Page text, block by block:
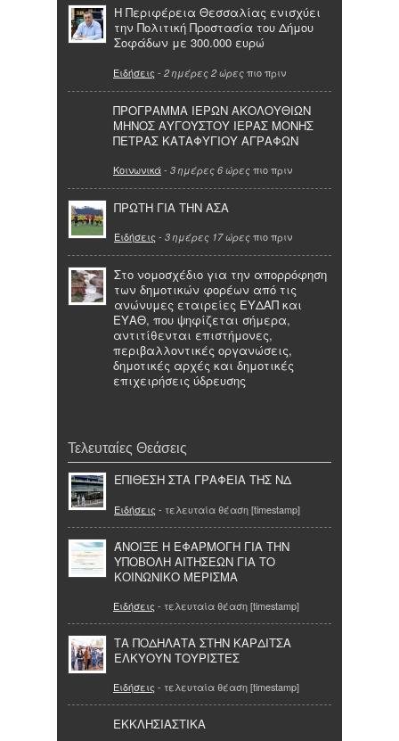
Η Περιφέρεια Θεσσαλίας ενισχύει
την Πολιτική Προστασία του Δήμου
Σοφάδων με 300.000 ευρώ
Ειδήσεις - 2 ημέρες 2 ώρες πιο πριν
ΠΡΟΓΡΑΜΜΑ ΙΕΡΩΝ ΑΚΟΛΟΥΘΙΩΝ
ΜΗΝΟΣ ΑΥΓΟΥΣΤΟΥ ΙΕΡΑΣ ΜΟΝΗΣ
ΠΕΤΡΑΣ ΚΑΤΑΦΥΓΙΟΥ ΑΓΡΑΦΩΝ
Κοινωνικά- 3 ημέρες 6 ώρες πιο πριν
ΠΡΩΤΗ ΓΙΑ ΤΗΝ ΑΣΑ
Ειδήσεις - 3 ημέρες 17 ώρες πιο πριν
Στο νομοσχέδιο για την απορρόφηση
των δημοτικών φορέων από τις
ανώνυμες εταιρείες ΕΥΔΑΠ και
ΕΥΑΘ, που ψηφίζεται σήμερα,
αντιτίθενται επιστήμονες,
περιβαλλοντικές οργανώσεις,
δημοτικές αρχές και δημοτικές
επιχειρήσεις ύδρευσης
Τελευταίες Θεάσεις
ΕΠΙΘΕΣΗ ΣΤΑ ΓΡΑΦΕΙΑ ΤΗΣ ΝΔ
Ειδήσεις - τελευταία θέαση [timestamp]
ΆΝΟΙΞΕ Η ΕΦΑΡΜΟΓΗ ΓΙΑ ΤΗΝ
ΥΠΟΒΟΛΗ ΑΙΤΗΣΕΩΝ ΓΙΑ ΤΟ
ΚΟΙΝΩΝΙΚΟ ΜΕΡΙΣΜΑ
Ειδήσεις - τελευταία θέαση [timestamp]
ΤΑ ΠΟΔΗΛΑΤΑ ΣΤΗΝ ΚΑΡΔΙΤΣΑ
ΕΛΚΥΟΥΝ ΤΟΥΡΙΣΤΕΣ
Ειδήσεις - τελευταία θέαση [timestamp]
ΕΚΚΛΗΣΙΑΣΤΙΚΑ